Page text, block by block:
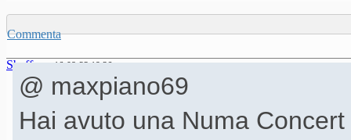
Commenta
Sbaffone 16-08-23 19.36
@ maxpiano69
Hai avuto una Numa